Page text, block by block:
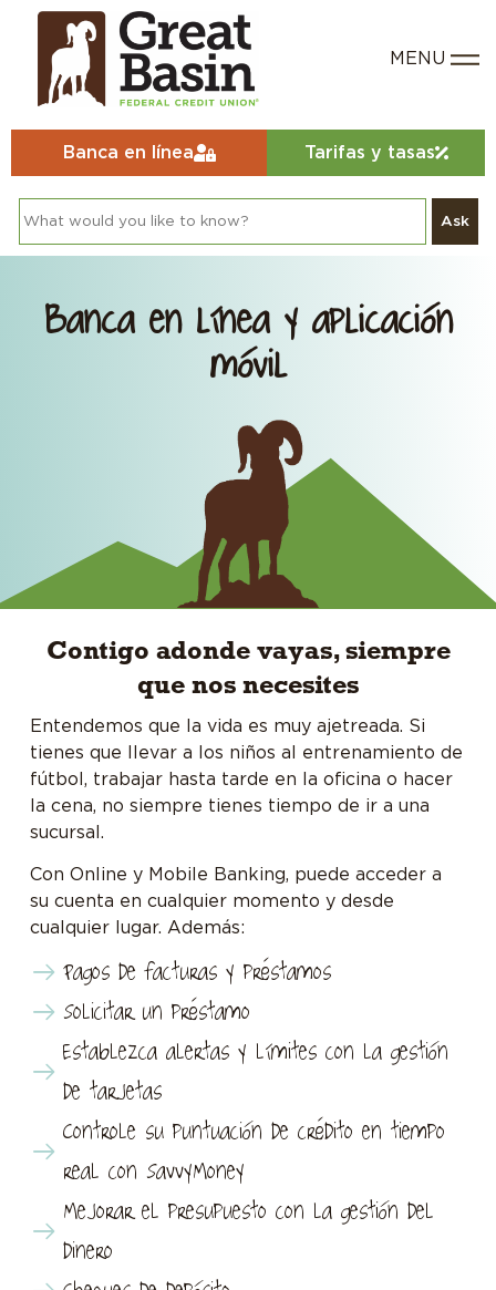
Banca en línea Tarifas y tasas
Ask
Banca en línea y aplicación
móvil
Contigo adonde vayas, siempre
que nos necesites
Entendemos que la vida es muy ajetreada. Si
tienes que llevar a los niños al entrenamiento de
fútbol, trabajar hasta tarde en la oficina o hacer
la cena, no siempre tienes tiempo de ir a una
sucursal.
Con Online y Mobile Banking, puede acceder a
su cuenta en cualquier momento y desde
cualquier lugar. Además:
Pagos de facturas y préstamos
Solicitar un préstamo
Establezca alertas y límites con la gestión
de tarjetas
Controle su puntuación de crédito en tiempo
real con SavvyMoney
Mejorar el presupuesto con la gestión del
dinero